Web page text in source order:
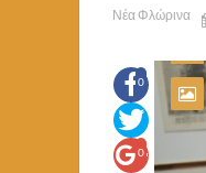
Νέα Φλώρινα
0
0